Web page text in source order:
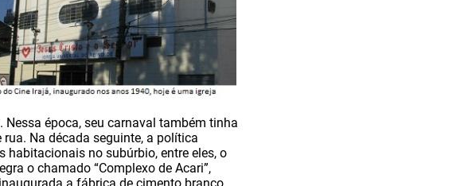
época, seu carnaval também tinha
Na década seguinte, a política
no subúrbio, entre eles, o
o chamado “Complexo de Acari”,